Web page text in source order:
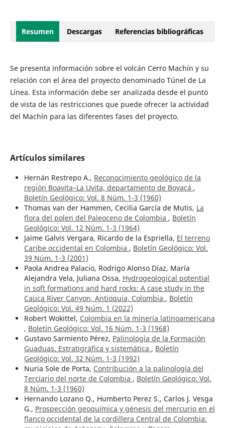
Resumen Descargas Referencias bibliográficas
Se presenta información sobre el volcán Cerro Machín y su
relación con el área del proyecto denominado Túnel de La
Línea. Esta información debe ser analizada desde el punto
de vista de las restricciones que puede ofrecer la actividad
del Machín para las diferentes fases del proyecto.
Artículos similares
Hernán Restrepo A., Reconocimiento geológico de la
región Boavita–La Uvita, departamento de Boyacá ,
Boletín Geológico: Vol. 8 Núm. 1-3 (1960)
Thomas van der Hammen, Cecilia García de Mutis, La
flora del polen del Paleoceno de Colombia , Boletín
Geológico: Vol. 12 Núm. 1-3 (1964)
Jaime Galvis Vergara, Ricardo de la Espriella, El terreno
Caribe occidental en Colombia , Boletín Geológico: Vol.
39 Núm. 1-3 (2001)
Paola Andrea Palacio, Rodrigo Alonso Díaz, María
Alejandra Vela, Juliana Ossa, Hydrogeological potential
in soft formations and hard rocks: A case study in the
Cauca River Canyon, Antioquia, Colombia , Boletín
Geológico: Vol. 49 Núm. 1 (2022)
Robert Wokittel, Colombia en la minería latinoamericana
, Boletín Geológico: Vol. 16 Núm. 1-3 (1968)
Gustavo Sarmiento Pérez, Palinología de la Formación
Guaduas. Estratigráfica y sistemática , Boletín
Geológico: Vol. 32 Núm. 1-3 (1992)
Nuria Sole de Porta, Contribución a la palinología del
Terciario del norte de Colombia , Boletín Geológico: Vol.
8 Núm. 1-3 (1960)
Hernando Lozano Q., Humberto Perez S., Carlos J. Vesga
G., Prospección geoquímica y génesis del mercurio en el
flanco occidental de la cordillera Central de Colombia: